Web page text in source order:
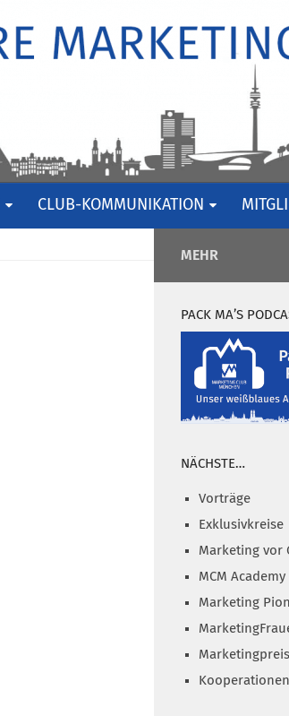
CLUB-KOMMUNIKATION
MEHR
PACK MA’S
NÄCHSTE…
Vorträge
Exklusivkreise
Marketing vor
MCM Academy
Marketing
Kooperationen